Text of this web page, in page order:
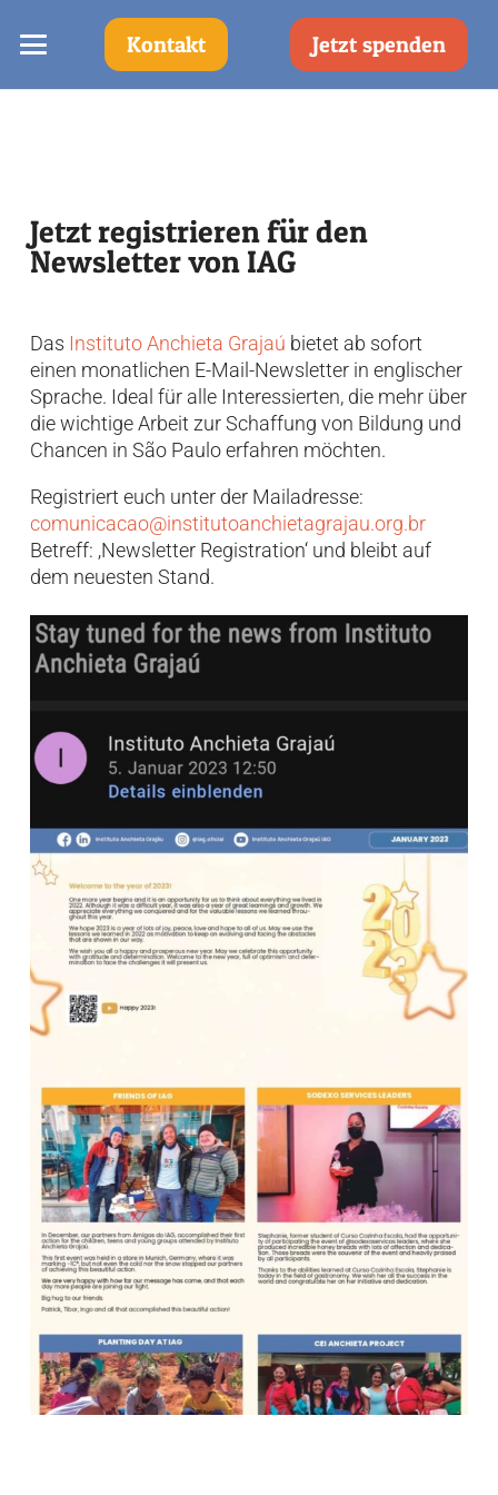
Kontakt Jetzt spenden
Jetzt registrieren für den
Newsletter von IAG
Das Instituto Anchieta Grajaú bietet ab sofort
einen monatlichen E-Mail-Newsletter in englischer
Sprache. Ideal für alle Interessierten, die mehr über
die wichtige Arbeit zur Schaffung von Bildung und
Chancen in São Paulo erfahren möchten.
Registriert euch unter der Mailadresse:
comunicacao@institutoanchietagrajau.org.br
Betreff: ‚Newsletter Registration‘ und bleibt auf
dem neuesten Stand.